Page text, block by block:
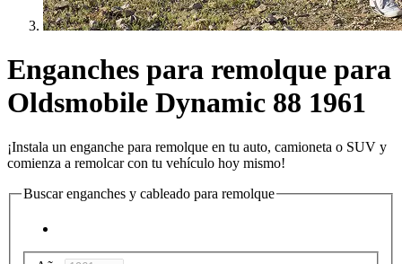
Enganches para remolque para
Oldsmobile Dynamic 88 1961
¡Instala un enganche para remolque en tu auto, camioneta o SUV y
comienza a remolcar con tu vehículo hoy mismo!
Buscar enganches y cableado para remolque